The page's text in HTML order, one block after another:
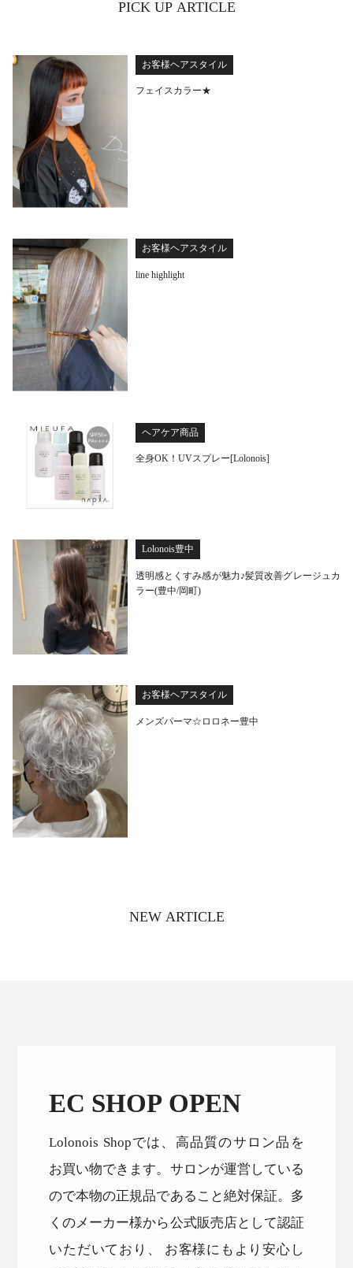
PICK UP ARTICLE
お客様ヘアスタイル
フェイスカラー★
お客様ヘアスタイル
line highlight
ヘアケア商品
全身OK！UVスプレー[Lolonois]
Lolonois豊中
透明感とくすみ感が魅力♪髪質改善グレージュカ
ラー(豊中/岡町)
お客様ヘアスタイル
メンズパーマ☆ロロネー豊中
NEW ARTICLE
EC SHOP OPEN
Lolonois Shopでは、高品質のサロン品を
お買い物できます。サロンが運営している
ので本物の正規品であること絶対保証。多
くのメーカー様から公式販売店として認証
いただいており、 お客様にもより安心し